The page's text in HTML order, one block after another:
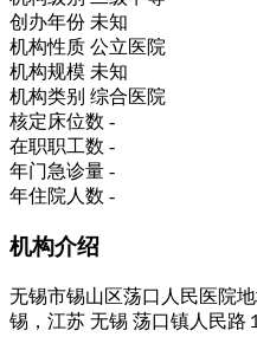
创办年份 未知
机构性质 公立医院
机构规模 未知
机构类别 综合医院
核定床位数 -
在职职工数 -
年门急诊量 -
年住院人数 -
机构介绍
无锡市锡山区荡口人民医院
锡，江苏 无锡 荡口镇人民路